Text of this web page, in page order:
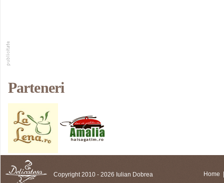
Parteneri
Copyright 2010 - 2026 Iulian Dobrea Home